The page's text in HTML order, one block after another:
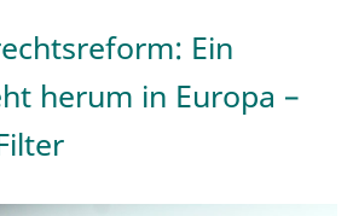
Ein
herum in Europa –